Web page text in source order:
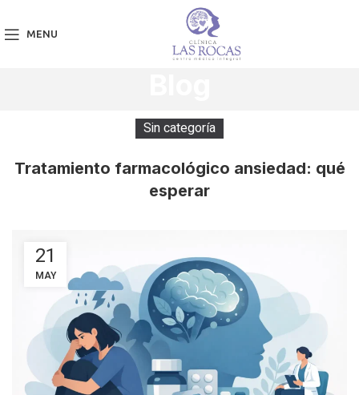
MENU
Sin categoría
Tratamiento farmacológico ansiedad: qué
esperar
21
MAY